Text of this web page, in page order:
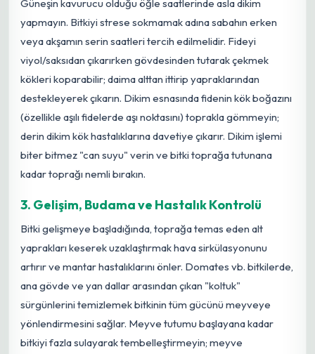
Güneşin kavurucu olduğu öğle saatlerinde asla dikim
yapmayın. Bitkiyi strese sokmamak adına sabahın erken
veya akşamın serin saatleri tercih edilmelidir. Fideyi
viyol/saksıdan çıkarırken gövdesinden tutarak çekmek
kökleri koparabilir; daima alttan ittirip yapraklarından
destekleyerek çıkarın. Dikim esnasında fidenin kök boğazını
(özellikle aşılı fidelerde aşı noktasını) toprakla gömmeyin;
derin dikim kök hastalıklarına davetiye çıkarır. Dikim işlemi
biter bitmez "can suyu" verin ve bitki toprağa tutunana
kadar toprağı nemli bırakın.
3. Gelişim, Budama ve Hastalık Kontrolü
Bitki gelişmeye başladığında, toprağa temas eden alt
yaprakları keserek uzaklaştırmak hava sirkülasyonunu
artırır ve mantar hastalıklarını önler. Domates vb. bitkilerde,
ana gövde ve yan dallar arasından çıkan "koltuk"
sürgünlerini temizlemek bitkinin tüm gücünü meyveye
yönlendirmesini sağlar. Meyve tutumu başlayana kadar
bitkiyi fazla sulayarak tembelleştirmeyin; meyve